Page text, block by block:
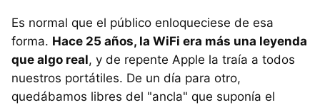
Es normal que el público enloqueciese de esa
forma. Hace 25 años, la WiFi era más una leyenda
que algo real, y de repente Apple la traía a todos
nuestros portátiles. De un día para otro,
quedábamos libres del "ancla" que suponía el